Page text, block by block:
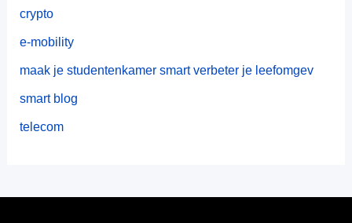
crypto
e-mobility
maak je studentenkamer smart verbeter je leefomgev
smart blog
telecom